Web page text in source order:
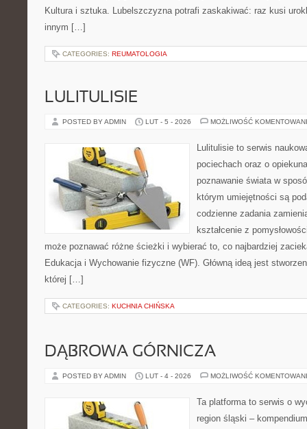
Kultura i sztuka. Lubelszczyzna potrafi zaskakiwać: raz kusi
innym […]
CATEGORIES: REUMATOLOGIA
LULITULISIE
POSTED BY ADMIN LUT - 5 - 2026 MOŻLIWOŚĆ
Lulitulisie to serwis
pociechach oraz o
poznawanie świata w
którym umiejętności są
codzienne zadania
kształcenie z
może poznawać różne ścieżki i wybierać to, co najbardziej
Edukacja i Wychowanie fizyczne (WF). Główną ideą jest
której […]
CATEGORIES: KUCHNIA CHIŃSKA
DĄBROWA GÓRNICZA
POSTED BY ADMIN LUT - 4 - 2026 MOŻLIWOŚĆ
Ta platforma to serwis o
region śląski –